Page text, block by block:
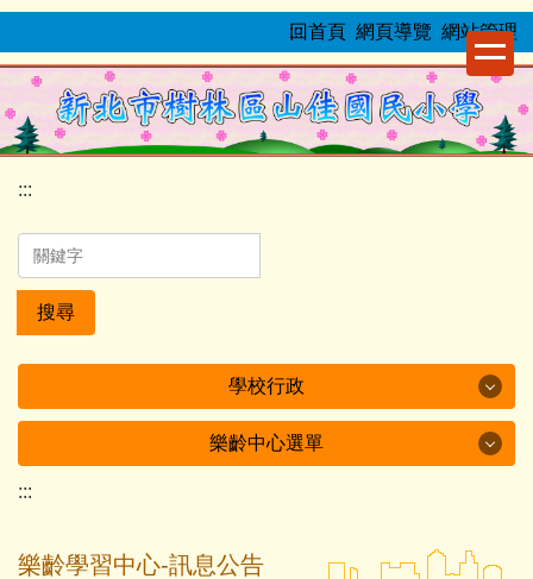
跳
要
內
容
區
:::
回首頁 網頁導覽 網站管理
:::
搜尋
學校行政
家長會
樂齡中心選單
訊息公告
:::
樂齡學習中心-訊息公告